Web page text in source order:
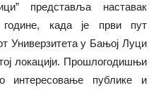
представља наставак
године, када је први пут
Универзитета у Бањој Луци
локацији. Прошлогодишњи
интересовање публике и